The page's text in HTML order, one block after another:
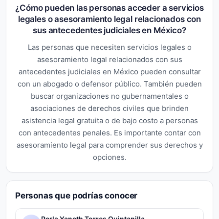
¿Cómo pueden las personas acceder a servicios
legales o asesoramiento legal relacionados con
sus antecedentes judiciales en México?
Las personas que necesiten servicios legales o
asesoramiento legal relacionados con sus
antecedentes judiciales en México pueden consultar
con un abogado o defensor público. También pueden
buscar organizaciones no gubernamentales o
asociaciones de derechos civiles que brinden
asistencia legal gratuita o de bajo costo a personas
con antecedentes penales. Es importante contar con
asesoramiento legal para comprender sus derechos y
opciones.
Personas que podrías conocer